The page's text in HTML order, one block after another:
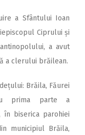
a Sfântului Ioan
Ciprului și
a avut
a clerului brăilean.
Brăila, Făurei
prima parte a
în biserica parohiei
municipiul Brăila,